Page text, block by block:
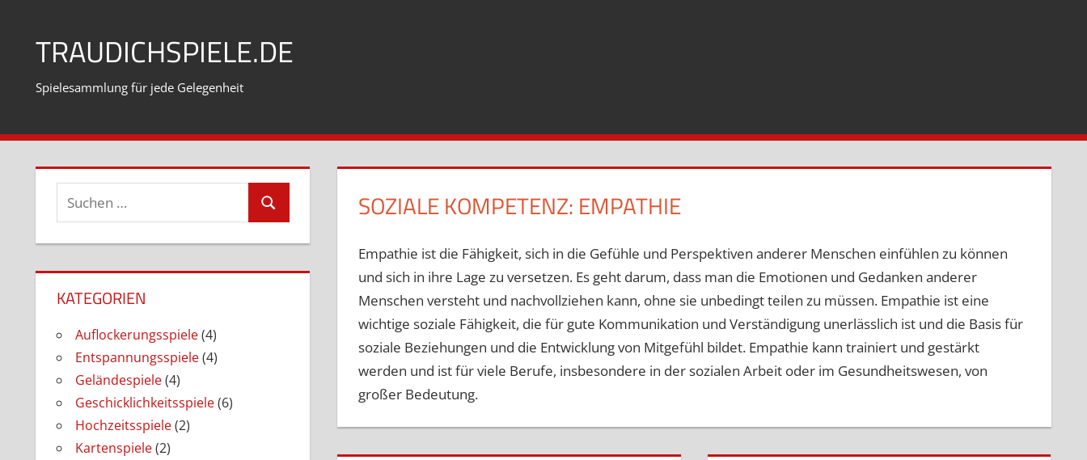
springenTRAUDICHSPIELE.DE
Spielesammlung für jede Gelegenheit
SOZIALE KOMPETENZ: EMPATHIE
Empathie ist die Fähigkeit, sich in die Gefühle und Perspektiven anderer Menschen einfühlen zu können
und sich in ihre Lage zu versetzen. Es geht darum, dass man die Emotionen und Gedanken anderer
Menschen versteht und nachvollziehen kann, ohne sie unbedingt teilen zu müssen. Empathie ist eine
wichtige soziale Fähigkeit, die für gute Kommunikation und Verständigung unerlässlich ist und die Basis für
soziale Beziehungen und die Entwicklung von Mitgefühl bildet. Empathie kann trainiert und gestärkt
werden und ist für viele Berufe, insbesondere in der sozialen Arbeit oder im Gesundheitswesen, von
großer Bedeutung.
Suchen
nach:
Suchen
KATEGORIEN
Auflockerungsspiele(4)
Entspannungsspiele(4)
Geländespiele(4)
Geschicklichkeitsspiele(6)
Hochzeitsspiele(2)
Kartenspiele(2)